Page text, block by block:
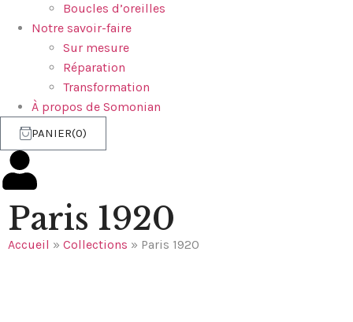
Boucles d’oreilles
Notre savoir-faire
Sur mesure
Réparation
Transformation
À propos de Somonian
0
PANIER
Paris 1920
Accueil » Collections » Paris 1920